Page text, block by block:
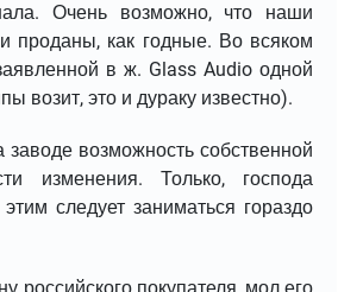
Очень возможно, что наши
проданы, как годные. Во всяком
в ж. Glass Audio одной
возит, это и дураку известно).
возможность собственной
изменения. Только, господа
следует заниматься гораздо